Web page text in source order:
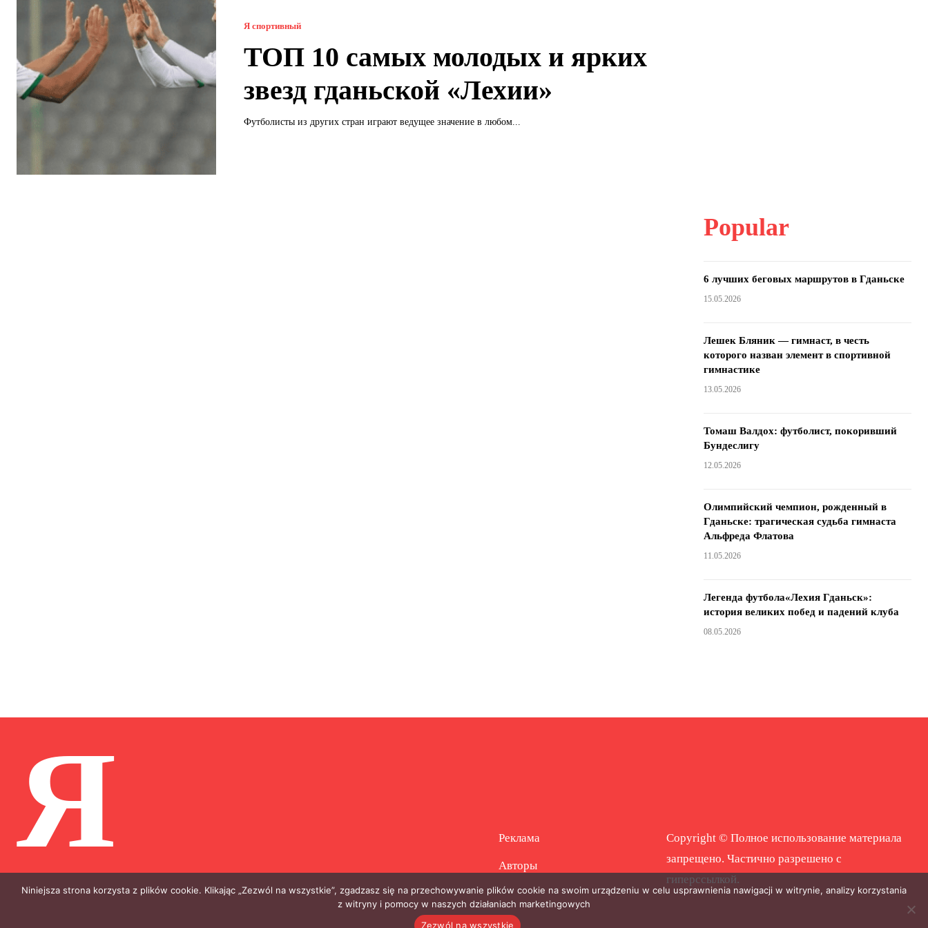
Я спортивный
ТОП 10 самых молодых и ярких
звезд гданьской «Лехии»
Футболисты из других стран играют ведущее значение в любом...
Popular
6 лучших беговых маршрутов в Гданьске
15.05.2026
Лешек Бляник — гимнаст, в честь
которого назван элемент в спортивной
гимнастике
13.05.2026
Томаш Валдох: футболист, покоривший
Бундеслигу
12.05.2026
Олимпийский чемпион, рожденный в
Гданьске: трагическая судьба гимнаста
Альфреда Флатова
11.05.2026
Легенда футбола«Лехия Гданьск»:
история великих побед и падений клуба
08.05.2026
Я Реклама
Авторы
Copyright © Полное использование материала
запрещено. Частично разрешено с
гиперссылкой.
Niniejsza strona korzysta z plików cookie. Klikając „Zezwól na wszystkie”, zgadzasz się na przechowywanie plików cookie na swoim urządzeniu w celu usprawnienia nawigacji w witrynie, analizy korzystania
z witryny i pomocy w naszych działaniach marketingowych
Zezwól na wszystkie